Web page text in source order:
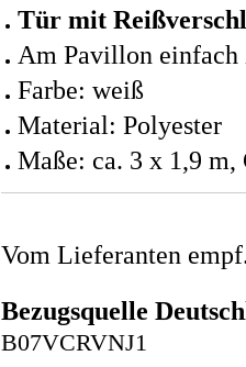
Tür mit
Am Pavillon einfach
Farbe: weiß
Material: Polyester
Maße: ca. 3 x 1,9
Vom Lieferanten
Bezugsquelle
B07VCRVNJ1